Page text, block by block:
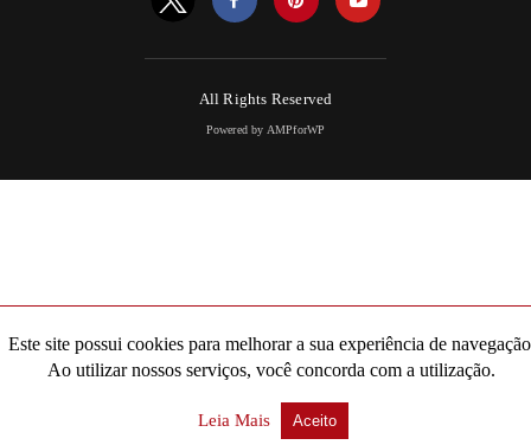
All Rights Reserved
Powered by AMPforWP
Este site possui cookies para melhorar a sua experiência de
Ao utilizar nossos serviços, você concorda com a utilização.
Leia Mais Aceito